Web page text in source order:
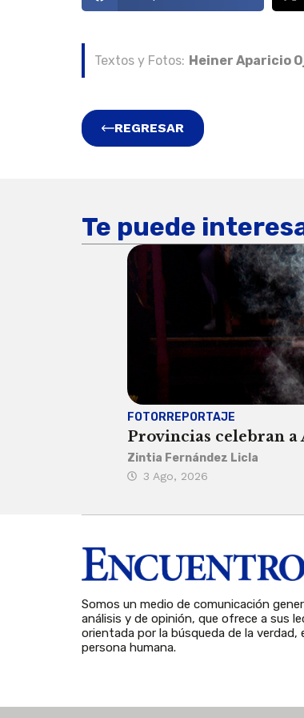
Textos y Fotos: Heiner Aparicio
REGRESAR
Te puede
FOTORREPORTAJE
Provincias celebran
Zintia Fernández Licla
3 Ago, 2026
Somos un medio de comunicación
análisis y de opinión, que ofrece a sus
orientada por la búsqueda de la verdad,
persona humana.